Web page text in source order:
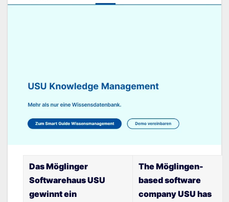
Das Möglinger
Softwarehaus USU
gewinnt ein
The Möglingen-
based software
company USU has